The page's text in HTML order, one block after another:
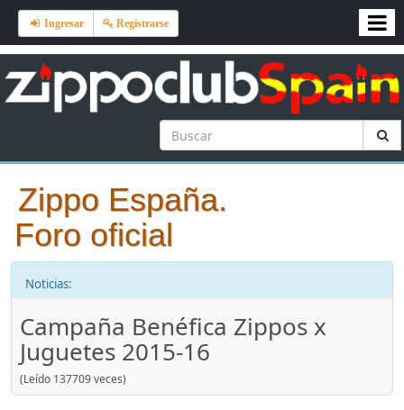
Ingresar Registrarse
Zippo España.
Foro oficial
Noticias:
Campaña Benéfica Zippos x
Juguetes 2015-16
(Leído 137709 veces)